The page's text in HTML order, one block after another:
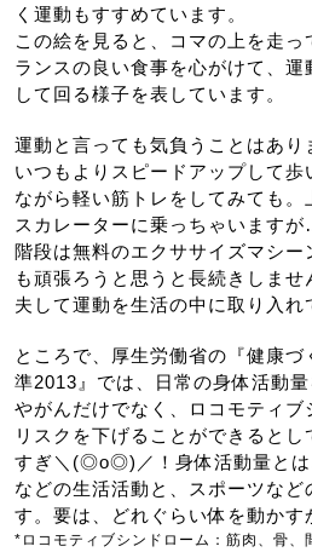
く運動もすすめています。
この絵を見ると、コマの上を走
ランスの良い食事を心がけて、
して回る様子を表しています。
運動と言っても気負うことはあり
いつもよりスピードアップして
ながら軽い筋トレをしてみても
スカレーターに乗っちゃいます
階段は無料のエクササイズマシ
も頑張ろうと思うと長続きしま
夫して運動を生活の中に取り入れ
ところで、厚生労働省の『健康
準2013』では、日常の身体活動
やがんだけでなく、ロコモティ
リスクを下げることができるとし
すぎ＼(◎o◎)／！身体活動量とは
などの生活活動と、スポーツな
す。要は、どれぐらい体を動かす
*ロコモティブシンドローム：筋肉、骨、